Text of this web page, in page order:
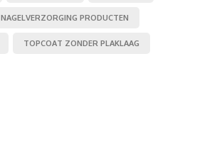
NAGELVERZORGING PRODUCTEN
TOPCOAT ZONDER PLAKLAAG